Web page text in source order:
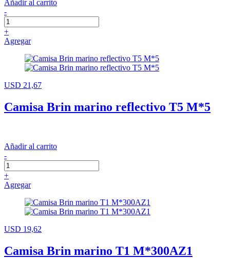
Añadir al carrito
-
+
Agregar
USD 21,67
Camisa Brin marino reflectivo T5 M*5
Añadir al carrito
-
+
Agregar
USD 19,62
Camisa Brin marino T1 M*300AZ1